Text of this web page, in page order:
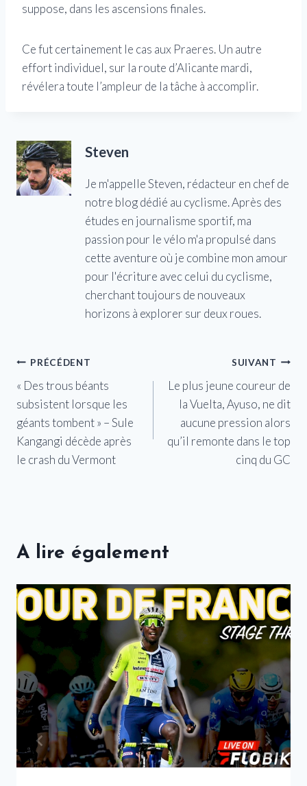
suppose, dans les ascensions finales.
Ce fut certainement le cas aux Praeres. Un autre
effort individuel, sur la route d’Alicante mardi,
révélera toute l’ampleur de la tâche à accomplir.
Steven
Je m'appelle Steven, rédacteur en chef de
notre blog dédié au cyclisme. Après des
études en journalisme sportif, ma
passion pour le vélo m'a propulsé dans
cette aventure où je combine mon amour
pour l'écriture avec celui du cyclisme,
cherchant toujours de nouveaux
horizons à explorer sur deux roues.
Navigation
de
l’article
PRÉCÉDENT
« Des trous béants
subsistent lorsque les
géants tombent » – Sule
Kangangi décède après
le crash du Vermont
SUIVANT
Le plus jeune coureur de
la Vuelta, Ayuso, ne dit
aucune pression alors
qu’il remonte dans le top
cinq du GC
A lire également